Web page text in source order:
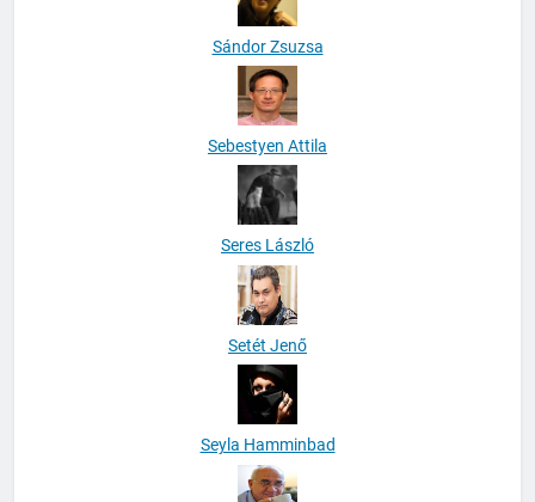
Sándor Zsuzsa
Sebestyen Attila
Seres László
Setét Jenő
Seyla Hamminbad